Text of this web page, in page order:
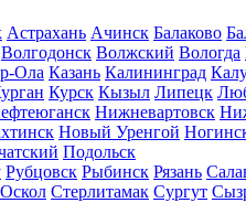
Астрахань Ачинск Балаково
Волгодонск Волжский Вологда
Ола Казань Калининград
Курск Кызыл Липецк
Нижневартовск
Новый Уренгой
Подольск
Рубцовск Рыбинск Рязань
Стерлитамак Сургут